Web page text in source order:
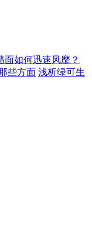
如何迅速风靡？
些方面 浅析绿可生